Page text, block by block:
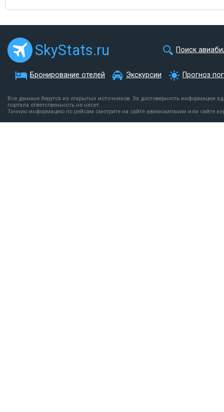
SkyStats.ru Поиск
Бронирование отелей Экскурсии Прогноз
Все данные берутся из открытых источников. За достоверность информации
портала ответственность не несет.
Точную информацию по рейсам смотрите на сайте авиакомпании или сайте